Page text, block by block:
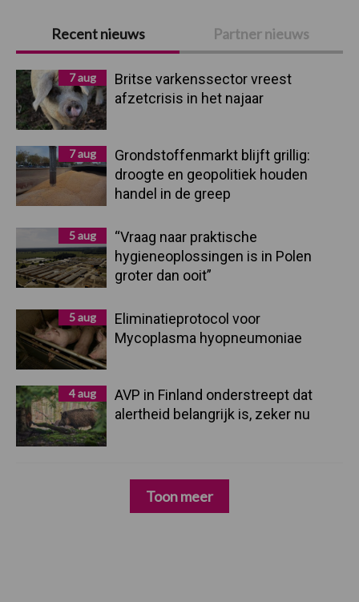
Primaire
Sidebar
Recent nieuws Partner nieuws
7 aug
Britse varkenssector vreest
afzetcrisis in het najaar
7 aug
Grondstoffenmarkt blijft grillig:
droogte en geopolitiek houden
handel in de greep
5 aug
“Vraag naar praktische
hygieneoplossingen is in Polen
groter dan ooit”
5 aug
Eliminatieprotocol voor
Mycoplasma hyopneumoniae
4 aug
AVP in Finland onderstreept dat
alertheid belangrijk is, zeker nu
Toon meer